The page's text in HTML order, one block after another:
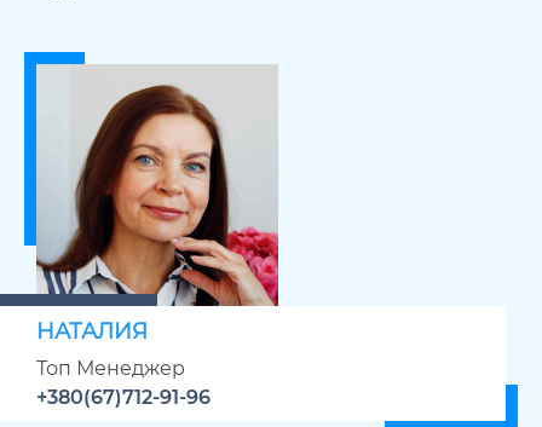
НАТАЛИЯ
Топ Менеджер
+380(67)712-91-96